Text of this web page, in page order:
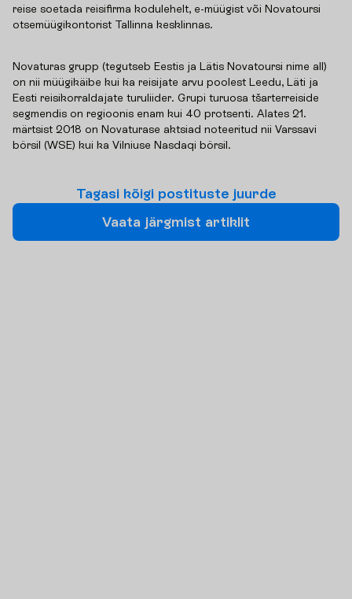
reise soetada reisifirma kodulehelt, e-müügist või Novatoursi
otsemüügikontorist Tallinna kesklinnas.
Novaturas grupp (tegutseb Eestis ja Lätis Novatoursi nime all)
on nii müügikäibe kui ka reisijate arvu poolest Leedu, Läti ja
Eesti reisikorraldajate turuliider. Grupi turuosa tšarterreiside
segmendis on regioonis enam kui 40 protsenti. Alates 21.
märtsist 2018 on Novaturase aktsiad noteeritud nii Varssavi
börsil (WSE) kui ka Vilniuse Nasdaqi börsil.
Tagasi kõigi postituste juurde
Vaata järgmist artiklit